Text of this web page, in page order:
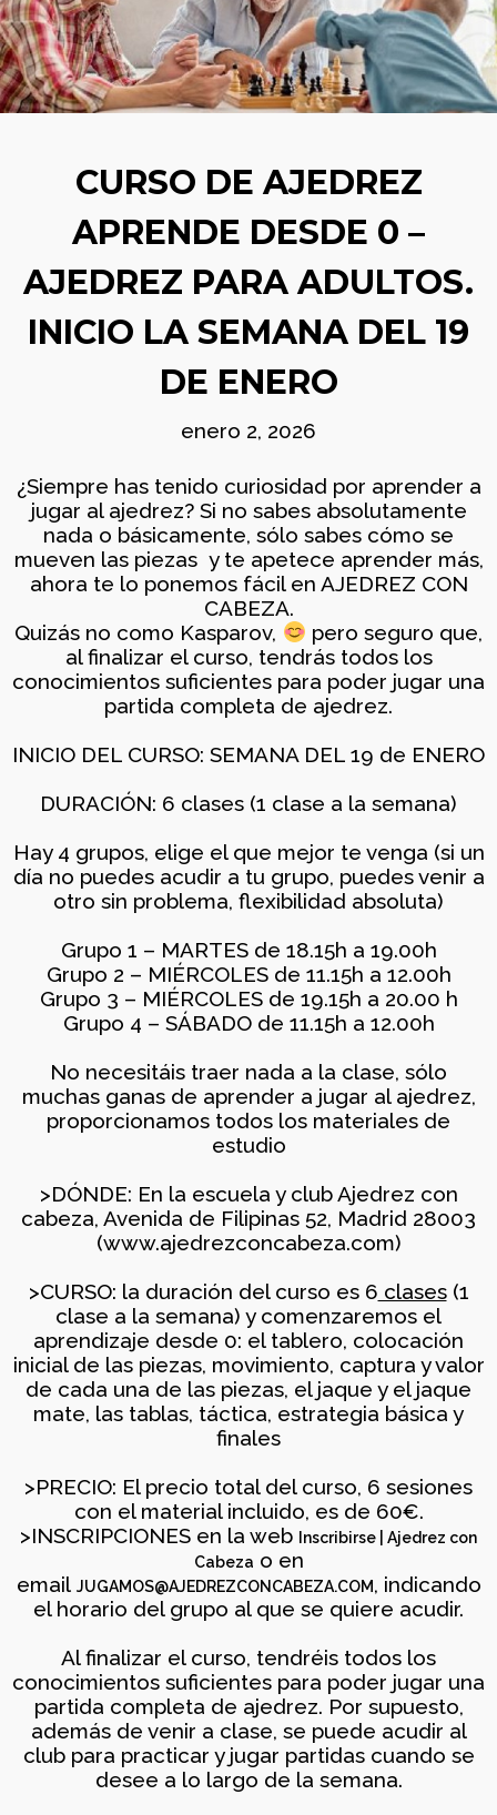
AGOSTO
2026
BOLETÍN
COMUNIDAD
AJEDREZ CON
CABEZA. BUEN
VERANO Y ¡HASTA
SEPTIEMBRE!
29
2026
AJEDREZ CON CABEZA
– 4 DE JULIO ¡AJEDREZ
2
JUNIO
APRENDER A MIRAR EL
SEGUNDA MITAD DEL
SIGLO XX
BOLETÍN COMUNIDAD
AJEDREZ CON CABEZA
1
JUNIO
2026
TORNEO DE AJEDREZ
PARA TODAS LAS
EDADES Y NIVELES – 13
DE JUNIO
11
MAYO
ENTRENAMIENTO
COGNITIVO –
GENERAL
4
2026
BOLETÍN MAYO 2026 –
COMUNIDAD AJEDREZ
CON CABEZA
30
ABRIL
2026
TORNEO PARA TODAS
LAS EDADES Y NIVELES
– AJEDREZ CON CABEZA
30
ABRIL
APRENDER A MIRAR EL
ARTE: LA ABSTRACCIÓN
GEOMÉTRICA: PIET
MONASTERIO DEL
PAULAR)
29
2026
AJEDREZ INICIACIÓN
DE AJEDREZ APRENDE
DESDE 0. INICIO LA
SEMANA DEL 11 DE
27
ABRIL
2026
CAMPAMENTO DE
VERANO AJEDREZ CON
CABEZA 2026
16
MARZO
EL DESAFÍO
PSICOLÓGICO DE
JUGAR CON
DIFERENCIA DE ELO –
LUNES 16 DE MARZO.
CURSO DE AJEDREZ
APRENDE DESDE 0 –
AJEDREZ PARA ADULTOS.
INICIO LA SEMANA DEL 19
DE ENERO
enero 2, 2026
¿Siempre has tenido curiosidad por aprender a
jugar al ajedrez? Si no sabes absolutamente
nada o básicamente, sólo sabes cómo se
mueven las piezas y te apetece aprender más,
ahora te lo ponemos fácil en AJEDREZ CON
CABEZA.
Quizás no como Kasparov,
pero seguro que,
al finalizar el curso, tendrás todos los
conocimientos suficientes para poder jugar una
partida completa de ajedrez.
INICIO DEL CURSO: SEMANA DEL 19 de ENERO
DURACIÓN: 6 clases (1 clase a la semana)
Hay 4 grupos, elige el que mejor te venga (si un
día no puedes acudir a tu grupo, puedes venir a
otro sin problema, flexibilidad absoluta)
Grupo 1 – MARTES de 18.15h a 19.00h
Grupo 2 – MIÉRCOLES de 11.15h a 12.00h
Grupo 3 – MIÉRCOLES de 19.15h a 20.00 h
Grupo 4 – SÁBADO de 11.15h a 12.00h
No necesitáis traer nada a la clase, sólo
muchas ganas de aprender a jugar al ajedrez,
proporcionamos todos los materiales de
estudio
>DÓNDE: En la escuela y club Ajedrez con
cabeza, Avenida de Filipinas 52, Madrid 28003
(www.ajedrezconcabeza.com)
>CURSO: la duración del curso es 6 clases(1
clase a la semana) y comenzaremos el
aprendizaje desde 0: el tablero, colocación
inicial de las piezas, movimiento, captura y valor
de cada una de las piezas, el jaque y el jaque
mate, las tablas, táctica, estrategia básica y
finales
>PRECIO: El precio total del curso, 6 sesiones
con el material incluido, es de 60€.
>INSCRIPCIONES en la web
Inscribirse | Ajedrez con
Cabeza o en
email JUGAMOS@AJEDREZCONCABEZA.COM, indicando
el horario del grupo al que se quiere acudir.
Al finalizar el curso, tendréis todos los
conocimientos suficientes para poder jugar una
partida completa de ajedrez. Por supuesto,
además de venir a clase, se puede acudir al
club para practicar y jugar partidas cuando se
desee a lo largo de la semana.